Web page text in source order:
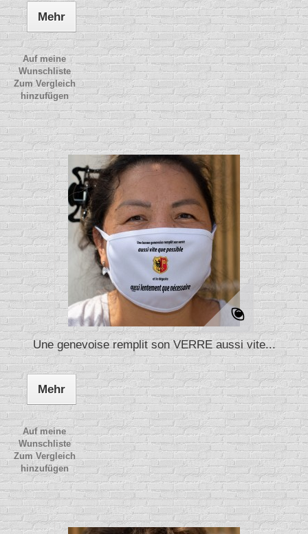
Mehr
Auf meine
Wunschliste
Zum Vergleich
hinzufügen
Une genevoise remplit son VERRE aussi vite...
Mehr
Auf meine
Wunschliste
Zum Vergleich
hinzufügen